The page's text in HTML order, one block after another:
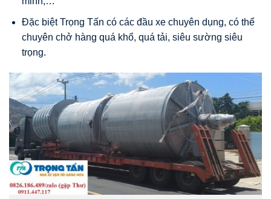
Đặc biệt Trọng Tấn có các đầu xe chuyên dụng, có thể
chuyên chở hàng quá khổ, quá tải, siêu sường siêu
trọng.